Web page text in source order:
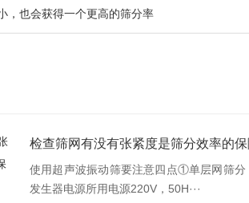
，也会获得一个更高的筛分率
检查筛网有没有张紧度是筛分效率的
使用超声波振动筛要注意四点①单层网筛
发生器电源所用电源220V，50H···